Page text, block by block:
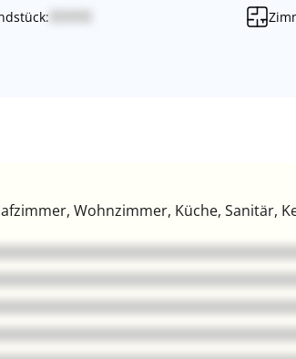
Wohnzimmer, Küche, Sanitär,